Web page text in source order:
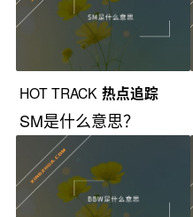
HOT TRACK 热点追踪
SM是什么意思？